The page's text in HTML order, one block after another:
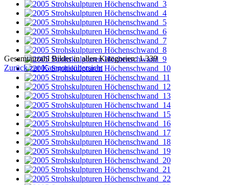
Gesamtanzahl Bilder in allen Kategorien: 1.339
Zurück zur Kategorieübersicht